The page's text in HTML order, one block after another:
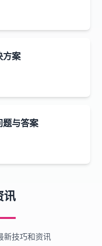
方案
题与答案
讯
新技巧和资讯